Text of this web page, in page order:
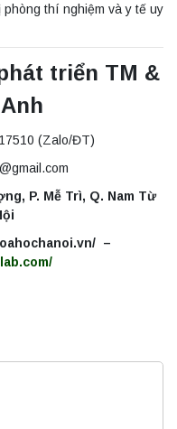
phòng thí nghiệm và y tế uy
triển TM &
(Zalo/ĐT)
P. Mễ Trì, Q. Nam Từ
–